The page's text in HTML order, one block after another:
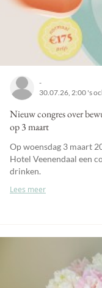
-
30.07.26, 2:00 's
Nieuw congres over
op 3 maart
Op woensdag 3 maart
Hotel Veenendaal een
drinken.
Lees meer